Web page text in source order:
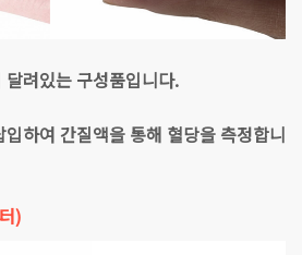
려있는 구성품입니다.
하여 간질액을 통해 혈당을 측정합니
)